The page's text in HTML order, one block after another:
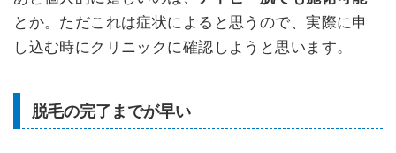
とか。ただこれは症状によると思うので、実際に申
し込む時にクリニックに確認しようと思います。
脱毛の完了までが早い